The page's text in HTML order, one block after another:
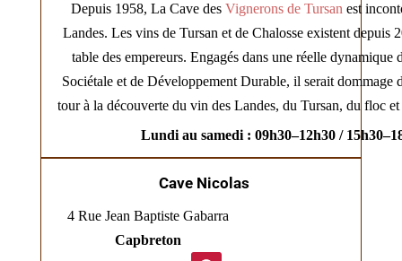
Depuis 1958, La Cave des Vignerons de Tursan est
Landes. Les vins de Tursan et de Chalosse existent depuis
table des empereurs. Engagés dans une réelle dynamique
Sociétale et de Développement Durable, il serait dommage
tour à la découverte du vin des Landes, du Tursan, du floc
Lundi au samedi : 09h30–12h30 /
Cave Nicolas
4 Rue Jean Baptiste Gabarra
Capbreton